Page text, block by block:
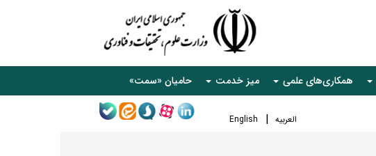
همکاری‌های علمی میز خدمت حامیان «سمت»
العربیه English